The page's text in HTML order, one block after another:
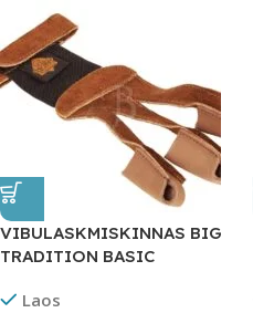
VIBULASKMISKINNAS BIG
TRADITION BASIC
Laos